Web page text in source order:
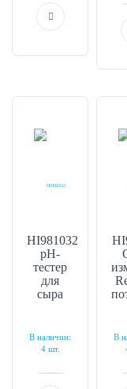
HI981032
pH-
тестер
для
сыра
В наличии:
4 шт.
В